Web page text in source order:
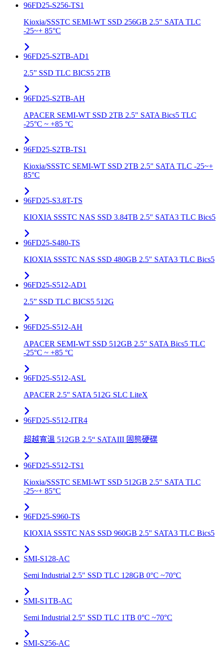
96FD25-S256-TS1
Kioxia/SSSTC SEMI-WT SSD 256GB 2.5" SATA TLC
-25~+ 85°C
96FD25-S2TB-AD1
2.5” SSD TLC BICS5 2TB
96FD25-S2TB-AH
APACER SEMI-WT SSD 2TB 2.5" SATA Bics5 TLC
-25°C ~ +85 °C
96FD25-S2TB-TS1
Kioxia/SSSTC SEMI-WT SSD 2TB 2.5" SATA TLC -25~+
85°C
96FD25-S3.8T-TS
KIOXIA SSSTC NAS SSD 3.84TB 2.5" SATA3 TLC Bics5
96FD25-S480-TS
KIOXIA SSSTC NAS SSD 480GB 2.5" SATA3 TLC Bics5
96FD25-S512-AD1
2.5” SSD TLC BICS5 512G
96FD25-S512-AH
APACER SEMI-WT SSD 512GB 2.5" SATA Bics5 TLC
-25°C ~ +85 °C
96FD25-S512-ASL
APACER 2.5" SATA 512G SLC LiteX
96FD25-S512-ITR4
超越寬溫 512GB 2.5“ SATAIII 固態硬碟
96FD25-S512-TS1
Kioxia/SSSTC SEMI-WT SSD 512GB 2.5" SATA TLC
-25~+ 85°C
96FD25-S960-TS
KIOXIA SSSTC NAS SSD 960GB 2.5" SATA3 TLC Bics5
SMI-S128-AC
Semi Industrial 2.5" SSD TLC 128GB 0°C ~70°C
SMI-S1TB-AC
Semi Industrial 2.5" SSD TLC 1TB 0°C ~70°C
SMI-S256-AC